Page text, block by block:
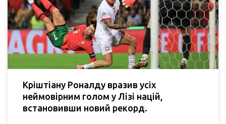
Кріштіану Роналду вразив усіх
неймовірним голом у Лізі націй,
встановивши новий рекорд.